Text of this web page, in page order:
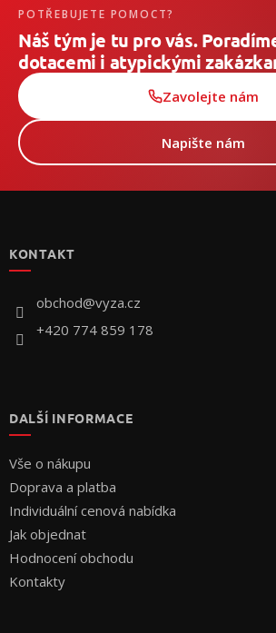
POTŘEBUJETE POMOCT?
Náš tým je tu pro vás.
dotacemi i atypickými
Zavolejte nám
Napište nám
KONTAKT
obchod@vyza.cz
+420 774 859 178
DALŠÍ INFORMACE
Vše o nákupu
Doprava a platba
Individuální cenová nabídka
Jak objednat
Hodnocení obchodu
Kontakty